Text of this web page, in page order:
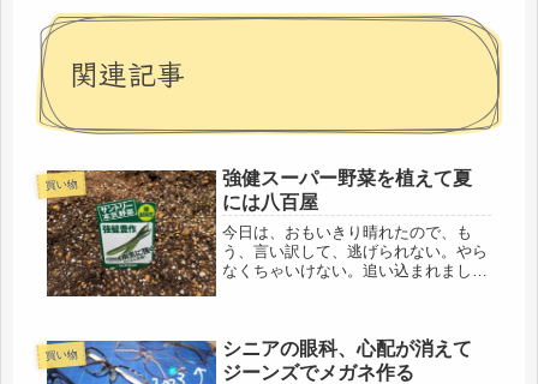
関連記事
買い物
強健スーパー野菜を植えて夏
には八百屋
今日は、おもいきり晴れたので、も
う、言い訳して、逃げられない。やら
なくちゃいけない。追い込まれまし
株、スーパーゴーヤ、だって（笑）強
そうで...
買い物
シニアの眼科、心配が消えて
ジーンズでメガネ作る